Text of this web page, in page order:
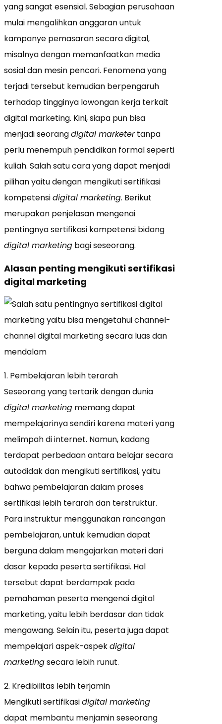
yang sangat esensial. Sebagian perusahaan
mulai mengalihkan anggaran untuk
kampanye pemasaran secara digital,
misalnya dengan memanfaatkan media
sosial dan mesin pencari. Fenomena yang
terjadi tersebut kemudian berpengaruh
terhadap tingginya lowongan kerja terkait
digital marketing. Kini, siapa pun bisa
menjadi seorangdigital marketertanpa
perlu menempuh pendidikan formal seperti
kuliah. Salah satu cara yang dapat menjadi
pilihan yaitu dengan mengikuti sertifikasi
kompetensidigital marketing. Berikut
merupakan penjelasan mengenai
pentingnya sertifikasi kompetensi bidang
digital marketing bagi seseorang.
Alasan penting mengikuti sertifikasi
digital marketing
1. Pembelajaran lebih terarah
Seseorang yang tertarik dengan dunia
digital marketing memang dapat
mempelajarinya sendiri karena materi yang
melimpah di internet. Namun, kadang
terdapat perbedaan antara belajar secara
autodidak dan mengikuti sertifikasi, yaitu
bahwa pembelajaran dalam proses
sertifikasi lebih terarah dan terstruktur.
Para instruktur menggunakan rancangan
pembelajaran, untuk kemudian dapat
berguna dalam mengajarkan materi dari
dasar kepada peserta sertifikasi. Hal
tersebut dapat berdampak pada
pemahaman peserta mengenai digital
marketing, yaitu lebih berdasar dan tidak
mengawang. Selain itu, peserta juga dapat
mempelajari aspek-aspekdigital
marketingsecara lebih runut.
2. Kredibilitas lebih terjamin
Mengikuti sertifikasidigital marketing
dapat membantu menjamin seseorang